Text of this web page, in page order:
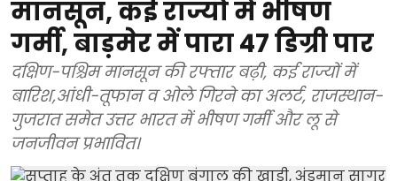
मानसून, कई राज्यों में भीषण
गर्मी, बाड़मेर में पारा 47 डिग्री पार
दक्षिण-पश्चिम मानसून की रफ्तार बढ़ी, कई राज्यों में
बारिश,आंधी-तूफान व ओले गिरने का अलर्ट, राजस्थान-
गुजरात समेत उत्तर भारत में भीषण गर्मी और लू से
जनजीवन प्रभावित।